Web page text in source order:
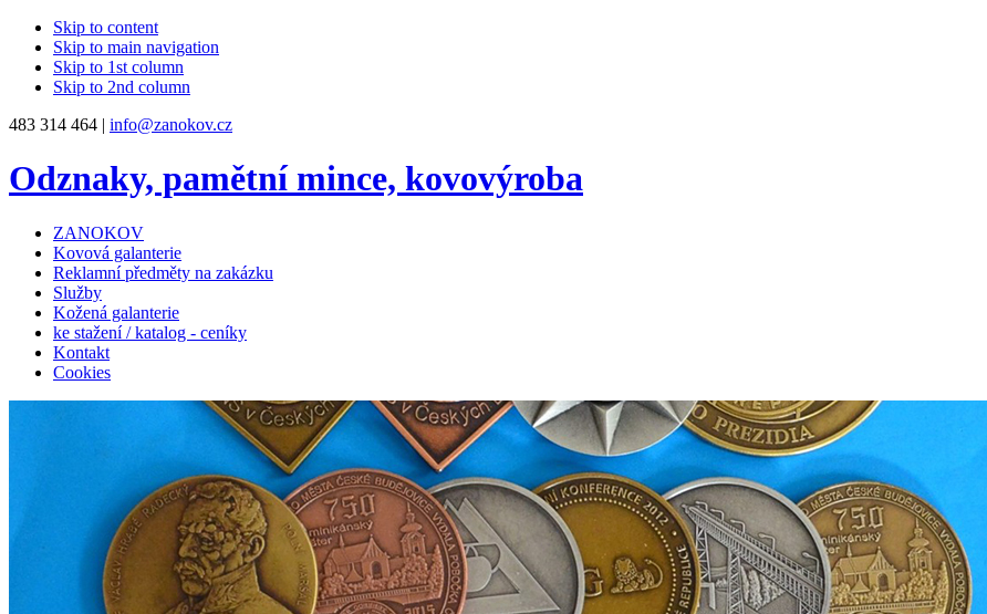
Skip to content
Skip to main navigation
Skip to 1st column
Skip to 2nd column
483 314 464 | info@zanokov.cz
Odznaky, pamětní mince, kovovýroba
ZANOKOV
Kovová galanterie
Reklamní předměty na zakázku
Služby
Kožená galanterie
ke stažení / katalog - ceníky
Kontakt
Cookies